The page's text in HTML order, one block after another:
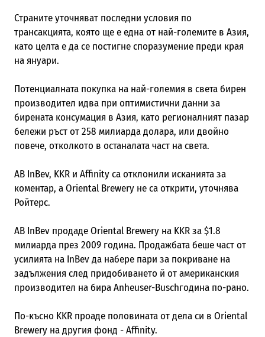
Страните уточняват последни условия по
трансакцията, която ще е една от най-големите в Азия,
като целта е да се постигне споразумение преди края
на януари.
Потенциалната покупка на най-големия в света бирен
производител идва при оптимистични данни за
бирената консумация в Азия, като регионалният пазар
бележи ръст от 258 милиарда долара, или двойно
повече, отколкото в останалата част на света.
AB InBev, KKR и Affinity са отклонили исканията за
коментар, а Oriental Brewery не са открити, уточнява
Ройтерс.
AB InBev продаде Oriental Brewery на KKR за $1.8
милиарда през 2009 година. Продажбата беше част от
усилията на InBev да набере пари за покриване на
задължения след придобиването й от американския
производител на бира Anheuser-Buschгодина по-рано.
По-късно KKR проаде половината от дела си в Oriental
Brewery на другия фонд - Affinity.